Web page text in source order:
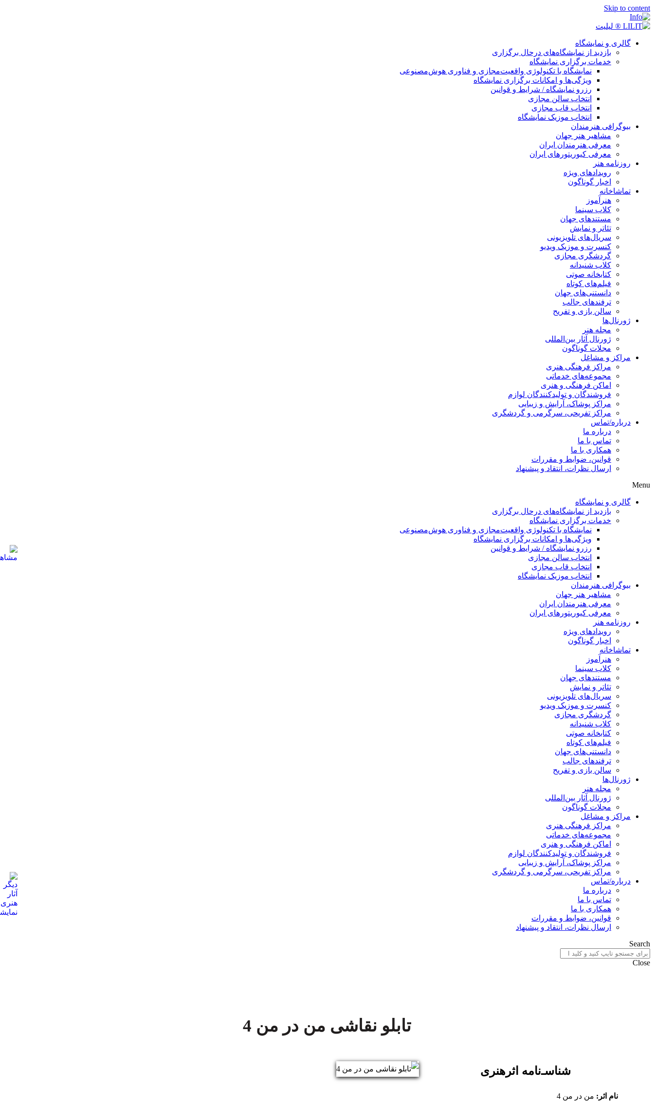
Skip to content
گالری و نمایشگاه
بازدید از نمایشگاه‌های درحال برگزاری
خدمات برگزاری نمایشگاه
نمایشگاه با تکنولوژی واقعیت‌مجازی و فناوری هوش‌مصنوعی
ویژگی‌ها و امکانات برگزاری نمایشگاه
رزرو نمایشگاه / شرایط و قوانین
انتخاب سالن مجازی
انتخاب قاب مجازی
انتخاب موزیک نمایشگاه
بیوگرافی هنرمندان
مشاهیر هنر جهان
معرفی هنرمندان ایران
معرفی کیوریتورهای ایران
روزنامه هنر
رویدادهای ویژه
اخبار گوناگون
تماشاخانه
هنرآموز
کلاب سینما
مستندهای جهان
تئاتر و نمایش
سریال‌های تلویزیونی
کنسرت و موزیک ویدیو
گردشگری مجازی
کلاب شنیدانه
کتابخانه صوتی
فیلم‌های کوتاه
دانستنی‌های جهان
ترفندهای جالب
سالن بازی و تفریح
ژورنال‌ها
مجله هنر
ژورنال آثار بین‌المللی
مجلات گوناگون
مراکز و مشاغل
مراکز فرهنگی هنری
مجموعه‌های خدماتی
اماکن فرهنگی و هنری
فروشندگان و تولیدکنندگان لوازم
مراکز پوشاک، آرایش و زیبایی
مراکز تفریحی، سرگرمی و گردشگری
درباره/تماس
درباره ما
تماس با ما
همکاری با ما
قوانین، ضوابط و مقررات
ارسال نظرات، انتقاد و پیشنهاد
Menu
گالری و نمایشگاه
بازدید از نمایشگاه‌های درحال برگزاری
خدمات برگزاری نمایشگاه
نمایشگاه با تکنولوژی واقعیت‌مجازی و فناوری هوش‌مصنوعی
ویژگی‌ها و امکانات برگزاری نمایشگاه
رزرو نمایشگاه / شرایط و قوانین
انتخاب سالن مجازی
انتخاب قاب مجازی
انتخاب موزیک نمایشگاه
بیوگرافی هنرمندان
مشاهیر هنر جهان
معرفی هنرمندان ایران
معرفی کیوریتورهای ایران
روزنامه هنر
رویدادهای ویژه
اخبار گوناگون
تماشاخانه
هنرآموز
کلاب سینما
مستندهای جهان
تئاتر و نمایش
سریال‌های تلویزیونی
کنسرت و موزیک ویدیو
گردشگری مجازی
کلاب شنیدانه
کتابخانه صوتی
فیلم‌های کوتاه
دانستنی‌های جهان
ترفندهای جالب
سالن بازی و تفریح
ژورنال‌ها
مجله هنر
ژورنال آثار بین‌المللی
مجلات گوناگون
مراکز و مشاغل
مراکز فرهنگی هنری
مجموعه‌های خدماتی
اماکن فرهنگی و هنری
فروشندگان و تولیدکنندگان لوازم
مراکز پوشاک، آرایش و زیبایی
مراکز تفریحی، سرگرمی و گردشگری
درباره/تماس
درباره ما
تماس با ما
همکاری با ما
قوانین، ضوابط و مقررات
ارسال نظرات، انتقاد و پیشنهاد
Search
Close
تابلو نقاشی من‌‌‌ در من 4
شناسـ‌نامه اثرهنری
نام اثر: من‌‌‌ در من 4